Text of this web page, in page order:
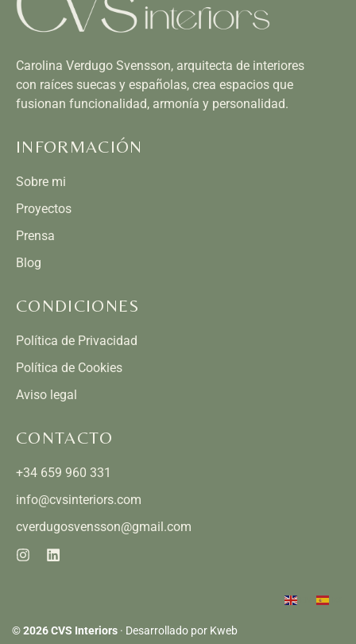
Carolina Verdugo Svensson, arquitecta de interiores
con raíces suecas y españolas, crea espacios que
fusionan funcionalidad, armonía y personalidad.
INFORMACIÓN
Sobre mi
Proyectos
Prensa
Blog
CONDICIONES
Política de Privacidad
Política de Cookies
Aviso legal
CONTACTO
+34 659 960 331
info@cvsinteriors.com
cverdugosvensson@gmail.com
©2026 CVS Interiors · Desarrollado por Kweb